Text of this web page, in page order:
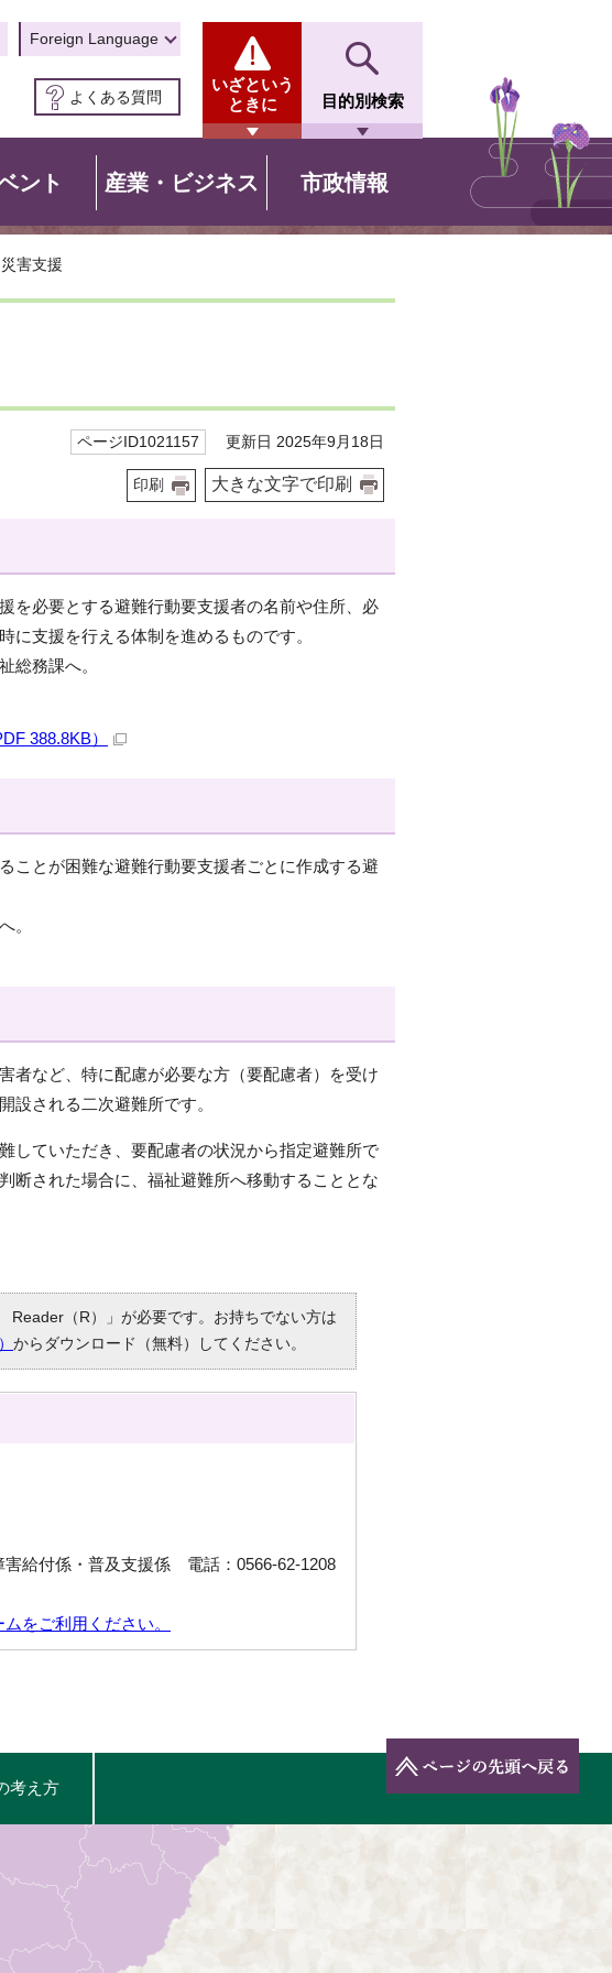
Foreign Language
よくある質問
いざという
ときに
目的別検索
ント 産業・ビジネス 市政情報
害支援
ページID1021157 更新日 2025年9月18日
印刷 大きな文字で印刷
を必要とする避難行動要支援者の名前や住所、必
に支援を行える体制を進めるものです。
総務課へ。
388.8KB）
とが困難な避難行動要支援者ごとに作成する避
。
など、特に配慮が必要な方（要配慮者）を受け
設される二次避難所です。
していただき、要配慮者の状況から指定避難所で
断された場合に、福祉避難所へ移動することとな
Reader（R）」が必要です。お持ちでない方は
からダウンロード（無料）してください。
給付係・普及支援係 電話：0566-62-1208
をご利用ください。
考え方